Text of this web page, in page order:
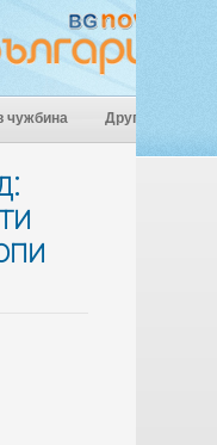
чужбина Други